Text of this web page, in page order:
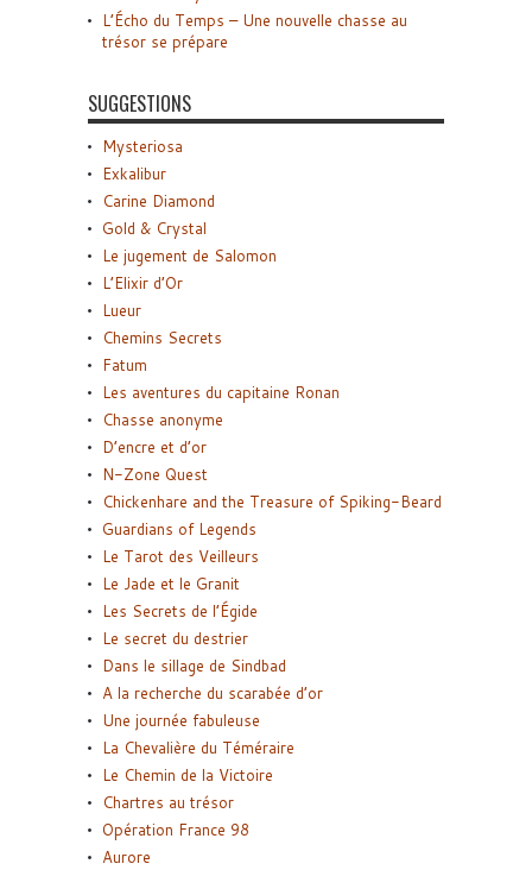
L’Écho du Temps – Une nouvelle chasse au
trésor se prépare
SUGGESTIONS
Mysteriosa
Exkalibur
Carine Diamond
Gold & Crystal
Le jugement de Salomon
L’Elixir d’Or
Lueur
Chemins Secrets
Fatum
Les aventures du capitaine Ronan
Chasse anonyme
D’encre et d’or
N-Zone Quest
Chickenhare and the Treasure of Spiking-Beard
Guardians of Legends
Le Tarot des Veilleurs
Le Jade et le Granit
Les Secrets de l’Égide
Le secret du destrier
Dans le sillage de Sindbad
A la recherche du scarabée d’or
Une journée fabuleuse
La Chevalière du Téméraire
Le Chemin de la Victoire
Chartres au trésor
Opération France 98
Aurore